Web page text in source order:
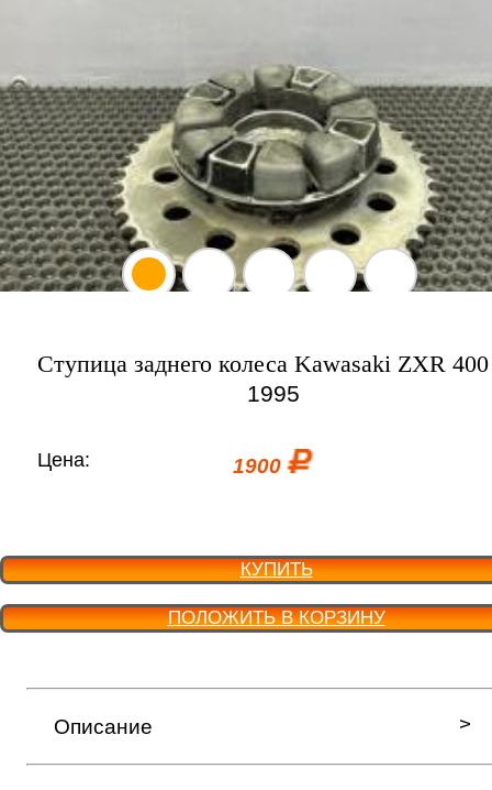
Ступица заднего колеса Kawasaki ZXR
1995
Цена: 1900
КУПИТЬ
ПОЛОЖИТЬ В КОРЗИНУ
Описание